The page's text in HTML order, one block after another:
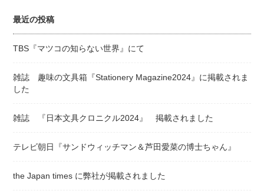
最近の投稿
TBS『マツコの知らない世界』にて
雑誌 趣味の文具箱『Stationery Magazine2024』に掲載されま
した
雑誌 『日本文具クロニクル2024』 掲載されました
テレビ朝日『サンドウィッチマン＆芦田愛菜の博士ちゃん』
the Japan times に弊社が掲載されました